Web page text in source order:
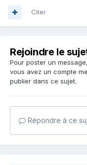
Citer
Rejoindre le
Pour poster un
vous avez un compte
publier dans ce sujet.
Répondre à ce